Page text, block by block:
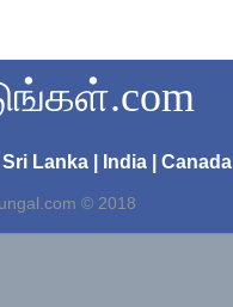
| Sri Lanka | India | Canada
© 2018